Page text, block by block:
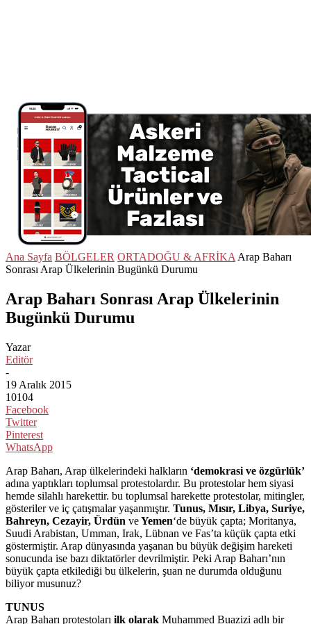
Ana Sayfa BÖLGELER ORTADOĞU & AFRİKA Arap Baharı
Sonrası Arap Ülkelerinin Bugünkü Durumu
Arap Baharı Sonrası Arap Ülkelerinin
Bugünkü Durumu
Yazar
Editör
-
19 Aralık 2015
10104
Facebook
Twitter
Pinterest
WhatsApp
Arap Baharı, Arap ülkelerindeki halkların ‘demokrasi ve özgürlük’
adına yaptıkları toplumsal protestolardır. Bu protestolar hem siyasi
hemde silahlı harekettir. bu toplumsal harekette protestolar, mitingler,
gösteriler ve iç çatışmalar yaşanmıştır. Tunus, Mısır, Libya, Suriye,
Bahreyn, Cezayir, Ürdün veYemen‘de büyük çapta; Moritanya,
Suudi Arabistan, Umman, Irak, Lübnan ve Fas’ta küçük çapta etki
göstermiştir. Arap dünyasında yaşanan bu büyük değişim hareketi
sonucunda ise bazı diktatörler devrilmiştir. Peki Arap Baharı’nın
büyük çapta etkilediği bu ülkelerin, şuan ne durumda olduğunu
biliyor musunuz?
TUNUS
Arap Baharı protestoları ilk olarak Muhammed Buazizi adlı bir